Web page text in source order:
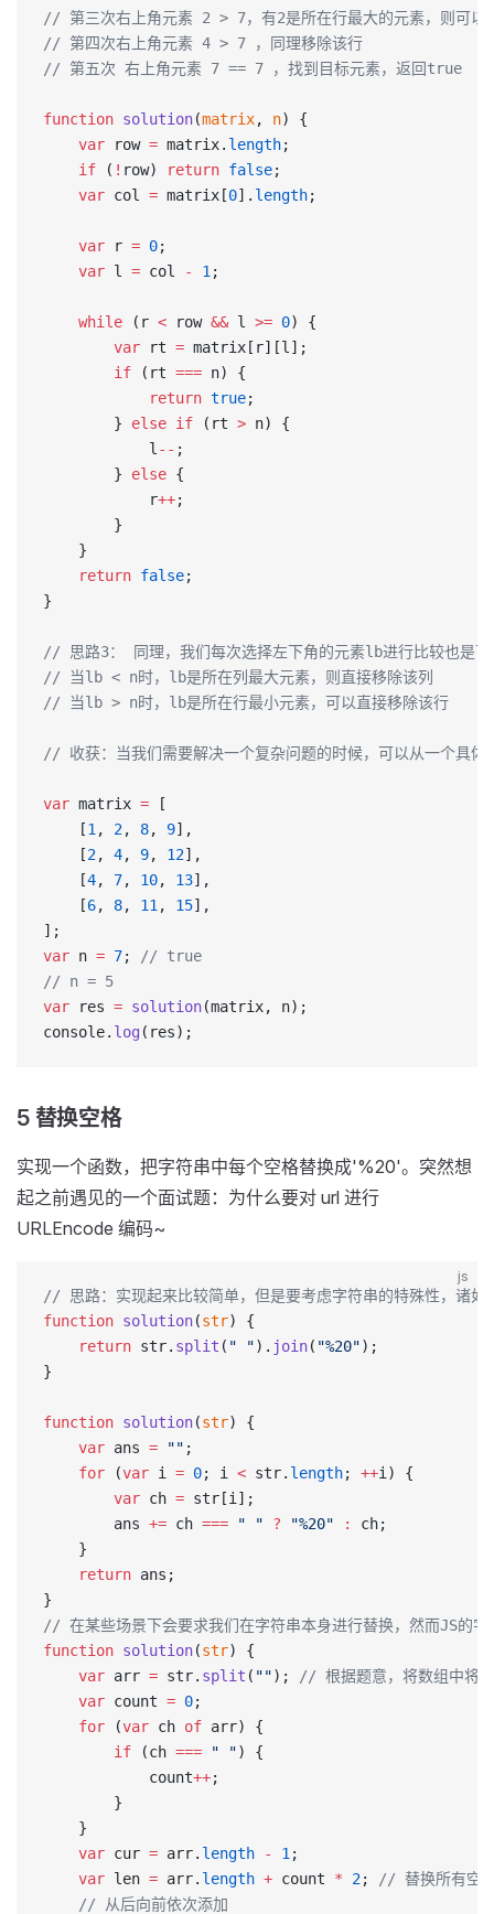
// 第三次右上角元素 2 > 7，有2是所在行最大的元素，则可以
// 第四次右上角元素 4 > 7 ，同理移除该行
// 第五次 右上角元素 7 == 7 ，找到目标元素，返回true
function solution(matrix, n) {
    var
row = matrix. length;
    if
( ! row) return false;
    var
col = matrix[0]. length;
    var
r = 0;
    var
l = col - 1 ;
    while
(r < row && l >= 0) {
        var
rt = matrix[r][l];
        if
(rt === n) {
            return
true;
        }
else if (rt > n) {
            l
-- ;
        }
else {
            r
++;
        }
    }
    return
false;
}
// 思路3： 同理，我们每次选择左下角的元素lb进行比较也是可
// 当lb < n时，lb是所在列最大元素，则直接移除该列
// 当lb > n时，lb是所在行最小元素，可以直接移除该行
// 收获：当我们需要解决一个复杂问题的时候，可以从一个具体
var matrix = [
    [
1 , 2, 8, 9],
    [
2, 4, 9, 12],
    [
4, 7, 10, 13],
    [
6, 8, 11 , 15],
];
var n = 7;
// true
// n = 5
var res = solution(matrix, n);
console. log (res);
5 替换空格
实现一个函数，把字符串中每个空格替换成'%20'。突然想
起之前遇见的一个面试题：为什么要对 url 进行
URLEncode 编码~
js
// 思路：实现起来比较简单，但是要考虑字符串的特殊性，诸如
function solution(str) {
    return
str. split ( " "). join( "%20");
}
function solution(str) {
    var
ans = "" ;
    for
(var i = 0; i < str. length; ++i) {
        var
ch = str[i];
        ans
+= ch === " " ? "%20" :
ch;
    }
    return
ans;
}
// 在某些场景下会要求我们在字符串本身进行替换，然而JS的
function solution(str) {
    var
arr = str. split ( "");
// 根据题意，将数组中
    var
count = 0;
    for
(var ch of arr) {
        if
(ch === " ") {
            count
++;
        }
    }
    var
cur = arr. length - 1 ;
    var
len = arr. length + count * 2;
// 替换所有空
    // 从后向前依次添加